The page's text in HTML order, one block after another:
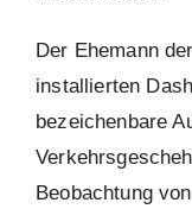
Der Ehemann
installierten
bezeichenbare
Beobachtung